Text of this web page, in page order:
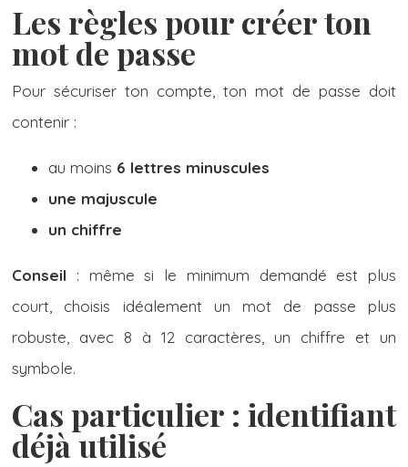
Les règles pour créer ton
mot de passe
Pour sécuriser ton compte, ton mot de passe doit
contenir :
au moins 6 lettres minuscules
une majuscule
un chiffre
Conseil : même si le minimum demandé est plus
court, choisis idéalement un mot de passe plus
robuste, avec 8 à 12 caractères, un chiffre et un
symbole.
Cas particulier : identifiant
déjà utilisé